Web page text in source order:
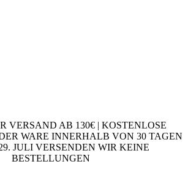
VERSAND AB 130€ | KOSTENLOSE
WARE INNERHALB VON 30 TAGEN
JULI VERSENDEN WIR KEINE
BESTELLUNGEN